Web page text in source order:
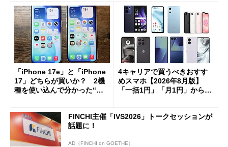
「iPhone 17e」と「iPhone
17」どちらが買いか？ 2機
種を使い込んで分かった“ス
4キャリアで買うべきおすす
めスマホ【2026年8月版】
「一括1円」「月1円」からお
FINCHI主催「IVS2026」トークセッションが
話題に！
AD（FINCHI on GOETHE）